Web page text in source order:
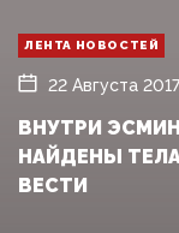
ЛЕНТА НОВОСТЕЙ
22 Августа 2017
ВНУТРИ
НАЙДЕНЫ
ВЕСТИ